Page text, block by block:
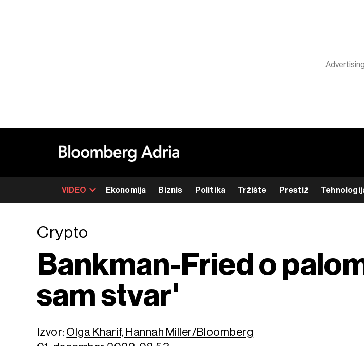
VIDEO Ekonomija Biznis Politika Tržište Prestiž
Crypto
Bankman-Fried o
sam stvar'
Izvor: Olga Kharif, Hannah Miller/Bloomberg